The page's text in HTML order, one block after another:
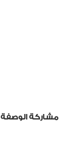
مشاركة الوصفة